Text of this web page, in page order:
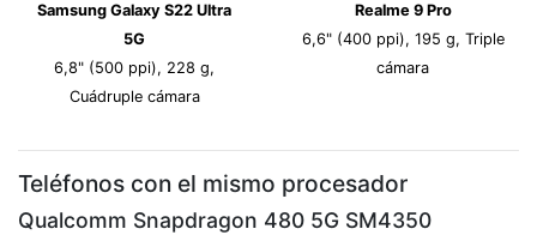
Samsung Galaxy S22 Ultra
5G
6,8" (500 ppi), 228 g,
Cuádruple cámara
Realme 9 Pro
6,6" (400 ppi), 195 g, Triple
cámara
Teléfonos con el mismo procesador
Qualcomm Snapdragon 480 5G SM4350